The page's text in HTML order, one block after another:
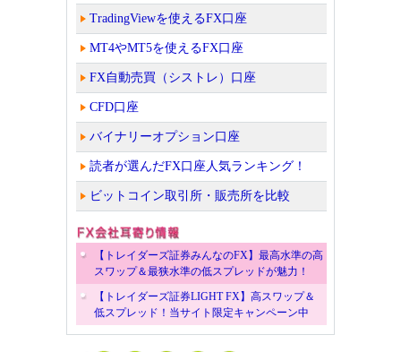
TradingViewを使えるFX口座
MT4やMT5を使えるFX口座
FX自動売買（シストレ）口座
CFD口座
バイナリーオプション口座
読者が選んだFX口座人気ランキング！
ビットコイン取引所・販売所を比較
【トレイダーズ証券みんなのFX】最高水準の高
スワップ＆最狭水準の低スプレッドが魅力！
【トレイダーズ証券LIGHT FX】高スワップ＆
低スプレッド！当サイト限定キャンペーン中